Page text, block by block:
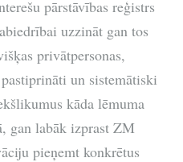
pārstāvības reģistrs
uzzināt gan tos
privātpersonas,
un sistemātiski
kāda lēmuma
gan labāk izprast ZM
pieņemt konkrētus